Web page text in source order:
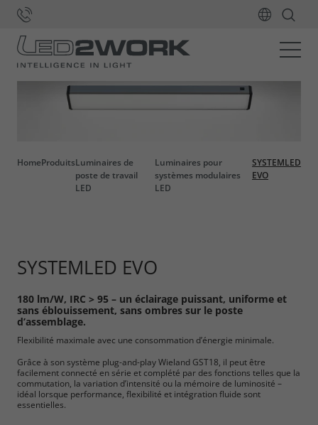
HomeProduitsLuminaires de
poste de travail
LED
Luminaires pour
systèmes modulaires
LED
SYSTEMLED
EVO
SYSTEMLED EVO
180 lm/W, IRC > 95 – un éclairage puissant, uniforme et
sans éblouissement, sans ombres sur le poste
d’assemblage.
Flexibilité maximale avec une consommation d’énergie minimale.
Grâce à son système plug-and-play Wieland GST18, il peut être
facilement connecté en série et complété par des fonctions telles que la
commutation, la variation d’intensité ou la mémoire de luminosité –
idéal lorsque performance, flexibilité et intégration fluide sont
essentielles.